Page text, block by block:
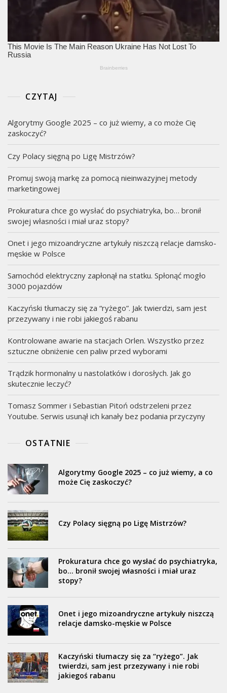
CZYTAJ
Algorytmy Google 2025 – co już wiemy, a co może Cię
zaskoczyć?
Czy Polacy sięgną po Ligę Mistrzów?
Promuj swoją markę za pomocą nieinwazyjnej metody
marketingowej
Prokuratura chce go wysłać do psychiatryka, bo… bronił
swojej własności i miał uraz stopy?
Onet i jego mizoandryczne artykuły niszczą relacje damsko-
męskie w Polsce
Samochód elektryczny zapłonął na statku. Spłonąć mogło
3000 pojazdów
Kaczyński tłumaczy się za “ryżego”. Jak twierdzi, sam jest
przezywany i nie robi jakiegoś rabanu
Kontrolowane awarie na stacjach Orlen. Wszystko przez
sztuczne obniżenie cen paliw przed wyborami
Trądzik hormonalny u nastolatków i dorosłych. Jak go
skutecznie leczyć?
Tomasz Sommer i Sebastian Pitoń odstrzeleni przez
Youtube. Serwis usunął ich kanały bez podania przyczyny
OSTATNIE
Algorytmy Google 2025 – co już wiemy, a co
może Cię zaskoczyć?
Czy Polacy sięgną po Ligę Mistrzów?
Prokuratura chce go wysłać do psychiatryka,
bo… bronił swojej własności i miał uraz
stopy?
Onet i jego mizoandryczne artykuły niszczą
relacje damsko-męskie w Polsce
Kaczyński tłumaczy się za “ryżego”. Jak
twierdzi, sam jest przezywany i nie robi
jakiegoś rabanu